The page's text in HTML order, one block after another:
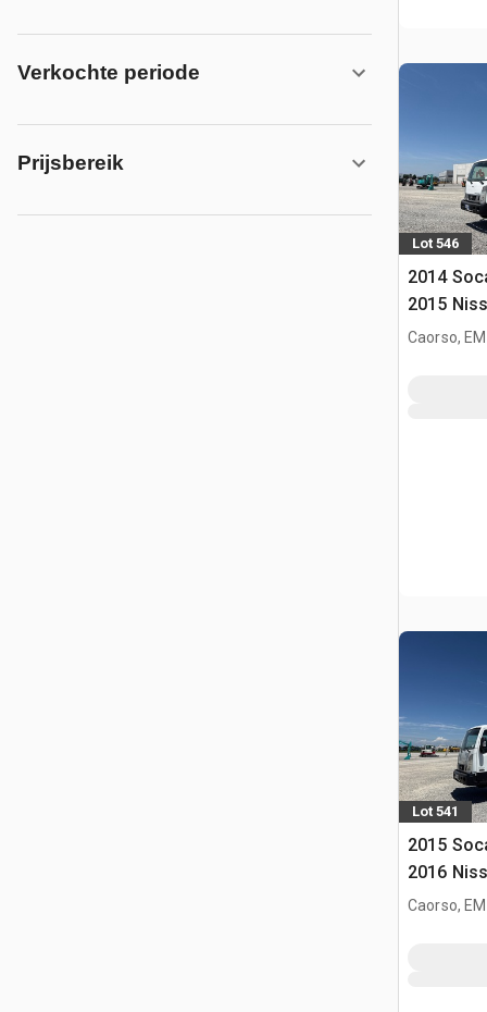
Verkochte periode
Prijsbereik
Lot 546
2014
2015
NT400
Caorso,
Lot 541
2015
2016
NT400
Caorso,